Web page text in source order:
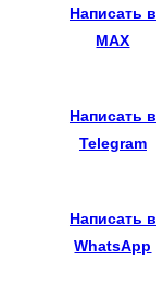
Написать в
MAX
Написать в
Telegram
Написать в
WhatsApp